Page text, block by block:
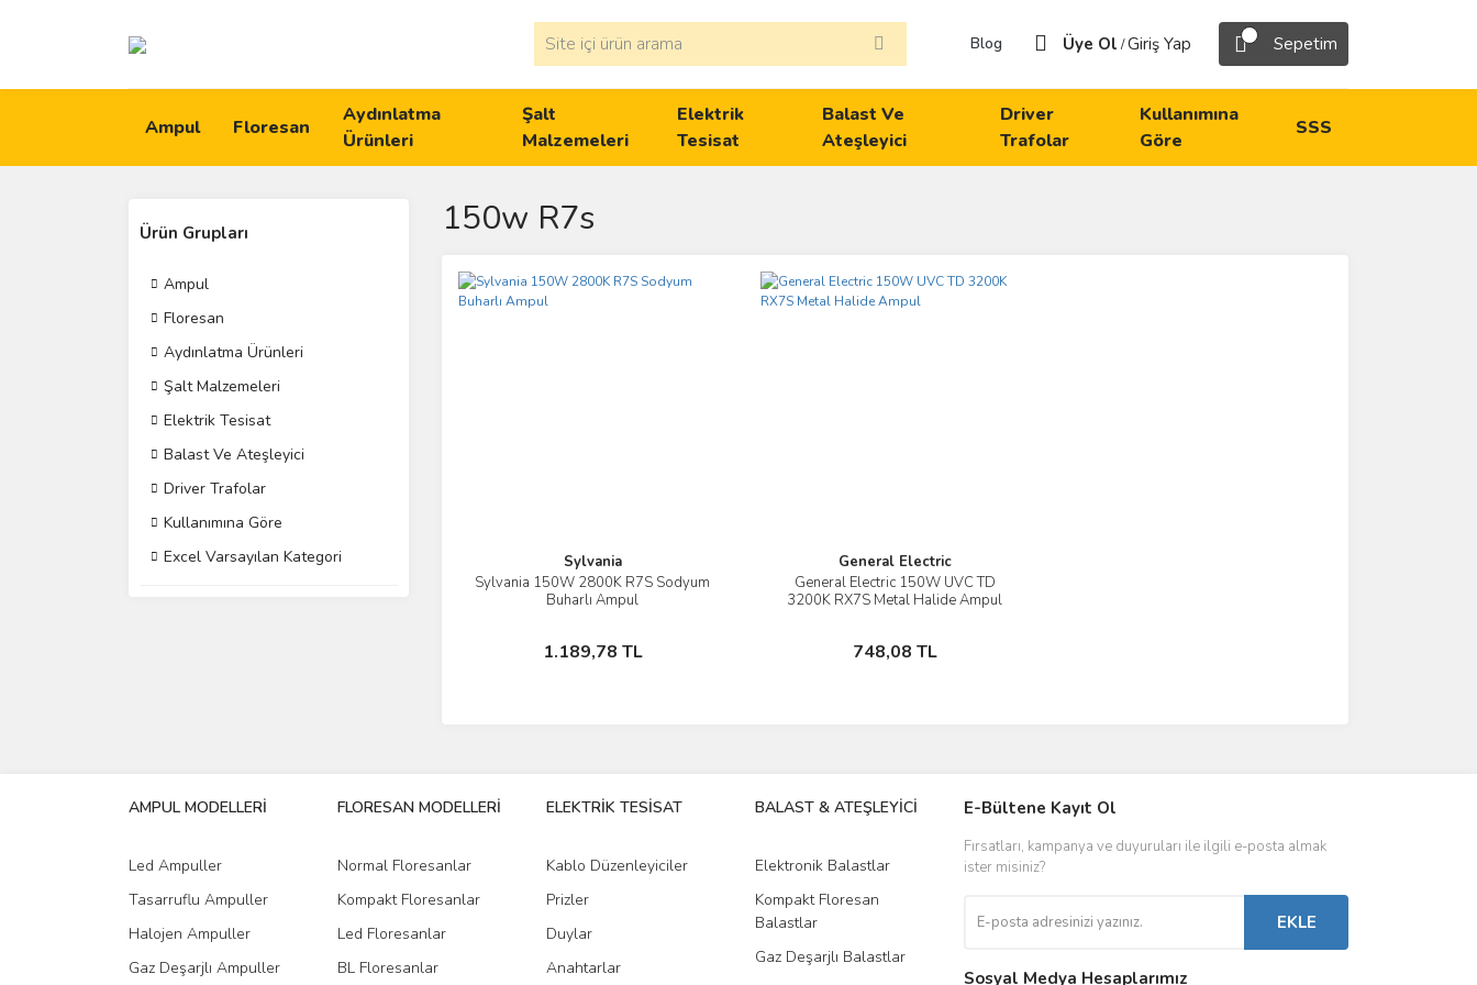
Blog Üye Ol /Giriş Yap Sepetim
Ampul Floresan
Aydınlatma
Ürünleri
Şalt
Malzemeleri
Elektrik
Tesisat
Balast Ve
Ateşleyici
Driver
Trafolar
Kullanımına
Göre
SSS
Ürün Grupları
Ampul
Floresan
Aydınlatma Ürünleri
Şalt Malzemeleri
Elektrik Tesisat
Balast Ve Ateşleyici
Driver Trafolar
Kullanımına Göre
Excel Varsayılan Kategori
150w R7s
Sylvania
Sylvania 150W 2800K R7S Sodyum
Buharlı Ampul
1.189,78 TL
İncele
Sepete Ekle
General Electric
General Electric 150W UVC TD
3200K RX7S Metal Halide Ampul
748,08 TL
İncele
Sepete Ekle
AMPUL MODELLERİ
Led Ampuller
Tasarruflu Ampuller
Halojen Ampuller
Gaz Deşarjlı Ampuller
FLORESAN MODELLERİ
Normal Floresanlar
Kompakt Floresanlar
Led Floresanlar
BL Floresanlar
ELEKTRİK TESİSAT
Kablo Düzenleyiciler
Prizler
Duylar
Anahtarlar
BALAST & ATEŞLEYİCİ
Elektronik Balastlar
Kompakt Floresan
Balastlar
Gaz Deşarjlı Balastlar
DRIVER & TRAFO
Led Driverlar
Kontaktörler
Sigorta & Otomatlar
E-Bültene Kayıt Ol
Fırsatları, kampanya ve duyuruları ile ilgili e-posta almak
ister misiniz?
EKLE
Sosyal Medya Hesaplarımız